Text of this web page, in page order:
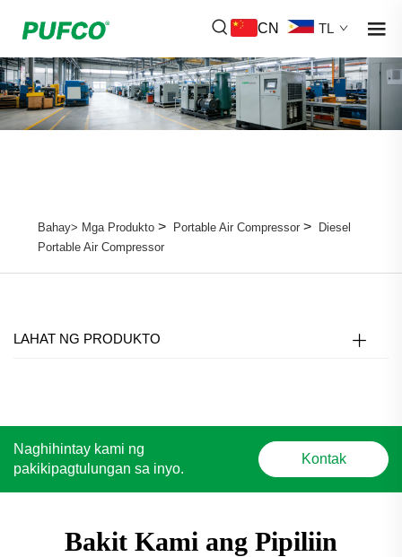
CN TL
Bahay> Mga Produkto> Portable Air Compressor>
Diesel
Portable Air Compressor
LAHAT NG PRODUKTO
Naghihintay kami ng
pakikipagtulungan sa inyo.
Kontak
Bakit Kami ang Pipiliin